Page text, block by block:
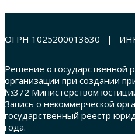
ОГРН 1025200013630 |
Решение о государственной
организации при создании
№372 Министерством
Запись о некоммерческой
государственный реестр
года.